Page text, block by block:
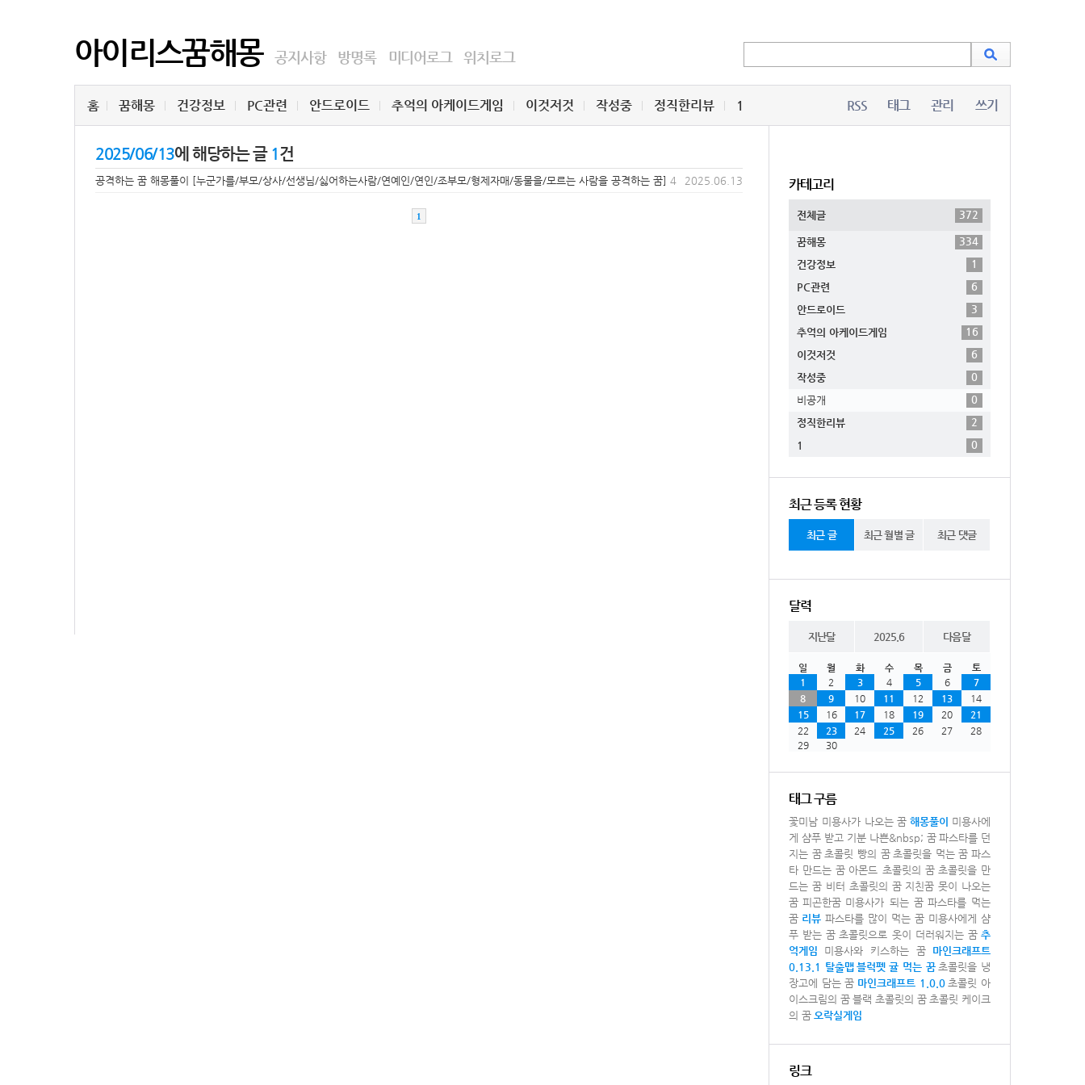
아이리스꿈해몽 공지사항 방명록 미디어로그 위치로그
홈 꿈해몽 건강정보 PC관련 안드로이드 추억의 아케이드게임 이것저것 작성중 정직한리뷰 1 RSS 태그 관리 쓰기
2025/06/13에 해당하는 글 1건
공격하는 꿈 해몽풀이 [누군가를/부모/상사/선생님/싫어하는사람/연예인/연인/조부모/형제자매/동물을/모르는 사람을 공격하는 꿈] 4 2025.06.13
1
카테고리
전체글 372
꿈해몽
334
건강정보
1
PC관련
6
안드로이드
3
추억의 아케이드게임
16
이것저것
6
작성중
0
비공개
0
정직한리뷰
2
1
0
최근 등록 현황
최근 글 최근 월별 글 최근 댓글
달력
지난달 2025.6 다음달
일 월 화 수 목 금
토
1
2 3 4 5 6
7
8
9 10 11 12 13
14
15
16 17 18 19 20
21
22
23 24 25 26 27
28
29
30
태그 구름
꽃미남 미용사가 나오는 꿈 해몽풀이 미용사에
게 샴푸 받고 기분 나쁜&nbsp; 꿈 파스타를 던
지는 꿈 초콜릿 빵의 꿈 초콜릿을 먹는 꿈 파스
타 만드는 꿈 아몬드 초콜릿의 꿈 초콜릿을 만
드는 꿈 비터 초콜릿의 꿈 지친꿈 못이 나오는
꿈 피곤한꿈 미용사가 되는 꿈 파스타를 먹는
꿈 리뷰 파스타를 많이 먹는 꿈 미용사에게 샴
푸 받는 꿈 초콜릿으로 옷이 더러워지는 꿈 추
억게임
미용사와 키스하는 꿈 마인크래프트
0.13.1 탈출맵 블럭펫 귤 먹는 꿈 초콜릿을 냉
장고에 담는 꿈 마인크래프트 1.0.0 초콜릿 아
이스크림의 꿈 블랙 초콜릿의 꿈 초콜릿 케이크
의 꿈 오락실게임
링크